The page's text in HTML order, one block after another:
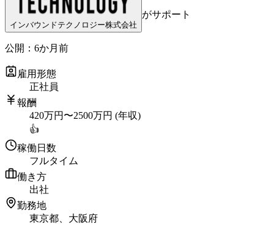
インバウンドテクノロジー株式会社
がサポート
公開： 6か月前
雇用形態
正社員
報酬
420万円 〜2500万円 (年収)
👍
稼働日数
フルタイム
働き方
出社
勤務地
東京都、大阪府